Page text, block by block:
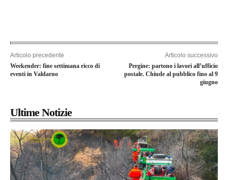
Articolo precedente
Weekender: fine settimana ricco di
eventi in Valdarno
Articolo successivo
Pergine: partono i lavori all’ufficio
postale. Chiude al pubblico fino al 9
giugno
Ultime Notizie